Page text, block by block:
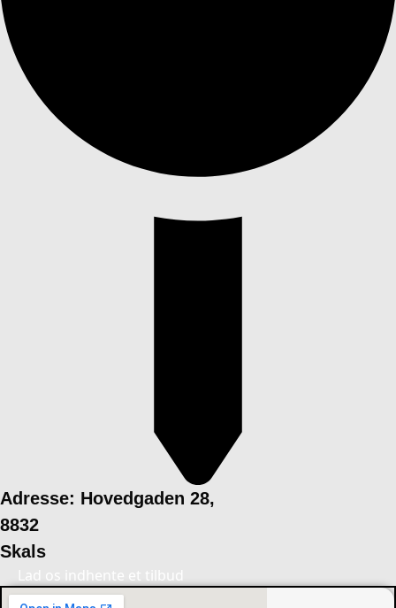
Adresse: Hovedgaden 28,
8832
Skals
Lad os indhente et tilbud